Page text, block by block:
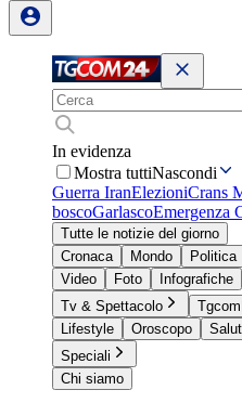
In evidenza
Mostra tuttiNascondi
Guerra IranElezioniCrans
boscoGarlascoEmergenza
Tutte le notizie del giorno
Cronaca
Mondo Politica
Video
Foto Infografiche
Tv & Spettacolo
Lifestyle
Oroscopo
Speciali
Chi siamo